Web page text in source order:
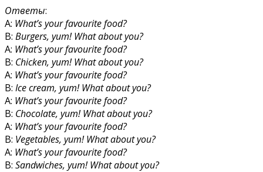
Ответы:
A: What’s your favourite food?
В: Burgers, yum! What about you?
A: What’s your favourite food?
B: Chicken, yum! What about you?
A: What’s your favourite food?
B: Ice cream, yum! What about you?
A: What’s your favourite food?
B: Chocolate, yum! What about you?
A: What’s your favourite food?
B: Vegetables, yum! What about you?
A: What’s your favourite food?
B: Sandwiches, yum! What about you?